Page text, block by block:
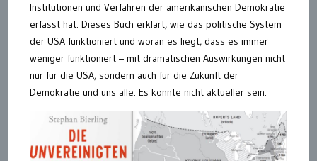
Institutionen und Verfahren der amerikanischen Demokratie
erfasst hat. Dieses Buch erklärt, wie das politische System
der USA funktioniert und woran es liegt, dass es immer
weniger funktioniert – mit dramatischen Auswirkungen nicht
nur für die USA, sondern auch für die Zukunft der
Demokratie und uns alle. Es könnte nicht aktueller sein.